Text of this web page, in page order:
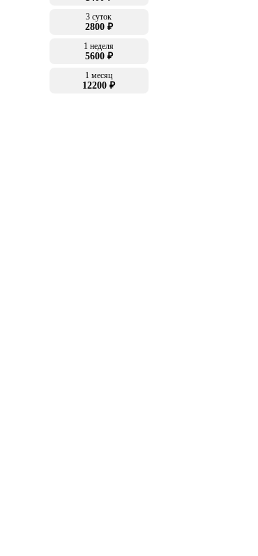
3 суток
2800 ₽
1 неделя
5600 ₽
1 месяц
12200 ₽